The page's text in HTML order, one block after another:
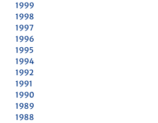
1999
1998
1997
1996
1995
1994
1992
1991
1990
1989
1988